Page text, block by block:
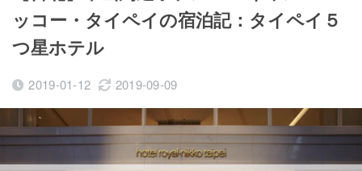
ッコー・タイペイの宿泊記：タイペイ５
つ星ホテル
2019-01-12 2019-09-09